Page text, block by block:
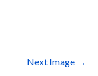
Next Image →